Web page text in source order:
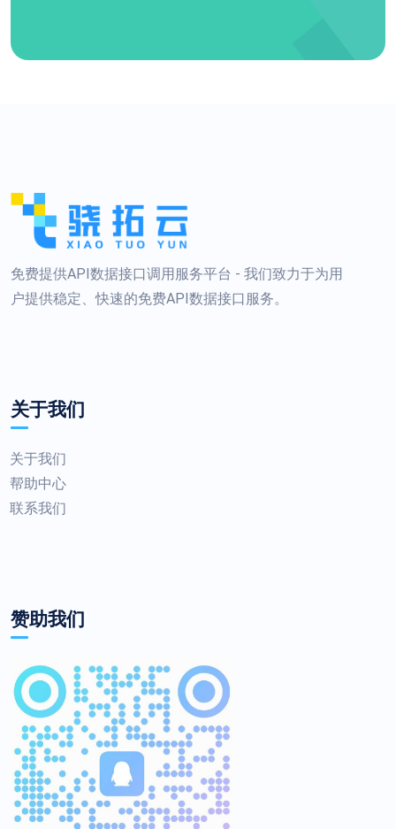
免费提供API数据接口调用服务平台 - 我们致力于为用
户提供稳定、快速的免费API数据接口服务。
关于我们
关于我们
帮助中心
联系我们
赞助我们